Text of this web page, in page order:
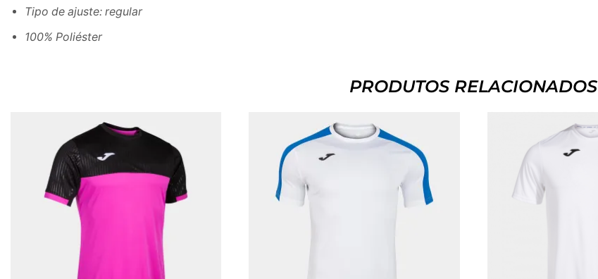
Tipo de ajuste: regular
100% Poliéster
PRODUTOS RELACIONADOS